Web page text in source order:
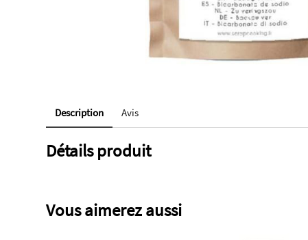
Description Avis
Détails produit
Vous aimerez aussi